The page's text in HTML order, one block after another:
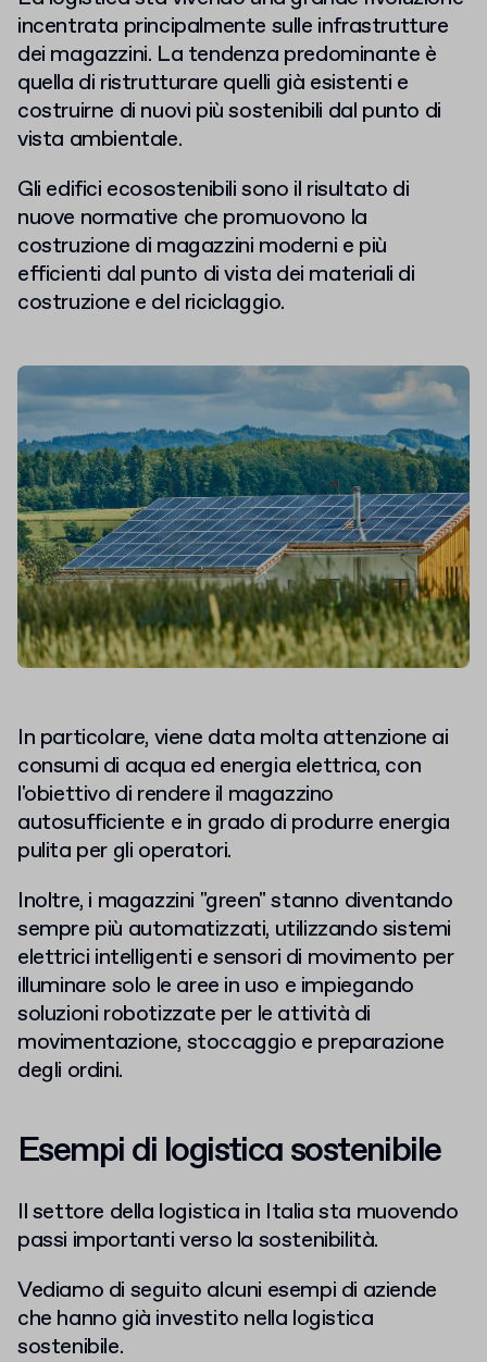
incentrata principalmente sulle infrastrutture
dei magazzini. La tendenza predominante è
quella di ristrutturare quelli già esistenti e
costruirne di nuovi più sostenibili dal punto di
vista ambientale.
Gli edifici ecosostenibili sono il risultato di
nuove normative che promuovono la
costruzione di magazzini moderni e più
efficienti dal punto di vista dei materiali di
costruzione e del riciclaggio.
In particolare, viene data molta attenzione ai
consumi di acqua ed energia elettrica, con
l'obiettivo di rendere il magazzino
autosufficiente e in grado di produrre energia
pulita per gli operatori.
Inoltre, i magazzini "green" stanno diventando
sempre più automatizzati, utilizzando sistemi
elettrici intelligenti e sensori di movimento per
illuminare solo le aree in uso e impiegando
soluzioni robotizzate per le attività di
movimentazione, stoccaggio e preparazione
degli ordini.
Esempi di logistica sostenibile
Il settore della logistica in Italia sta muovendo
passi importanti verso la sostenibilità.
Vediamo di seguito alcuni esempi di aziende
che hanno già investito nella logistica
sostenibile.